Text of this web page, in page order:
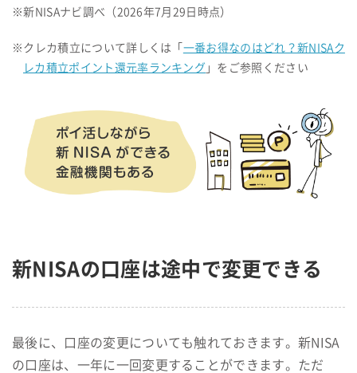
※新NISAナビ調べ（2026年7月29日時点）
※クレカ積立について詳しくは「 一番お得なのはどれ？新NISAク
レカ積立ポイント還元率ランキング 」をご参照ください
新NISAの口座は途中で変更できる
最後に、口座の変更についても触れておきます。新NISA
の口座は、一年に一回変更することができます。ただ